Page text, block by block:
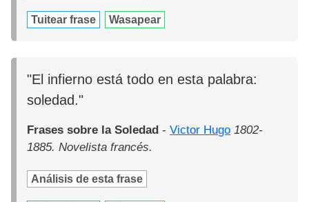
Tuitear frase Wasapear
"El infierno está todo en esta palabra:
soledad."
Frases sobre la Soledad -Victor Hugo 1802-
1885. Novelista francés.
Análisis de esta frase